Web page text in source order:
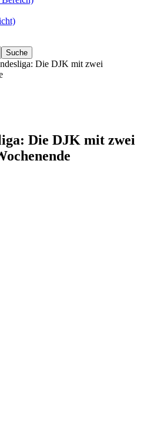
Die DJK mit zwei
Die DJK mit zwei